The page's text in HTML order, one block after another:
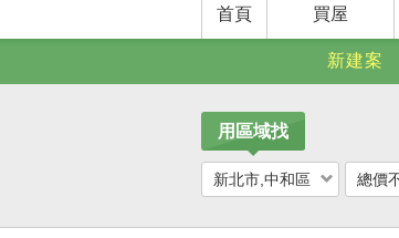
首頁 買屋
新建案
用區域找
新北市,中和區 總價